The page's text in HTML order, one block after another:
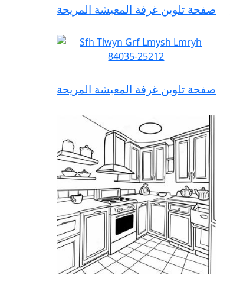
صفحة تلوين غرفة المعيشة المريحة
صفحة تلوين غرفة المعيشة المريحة